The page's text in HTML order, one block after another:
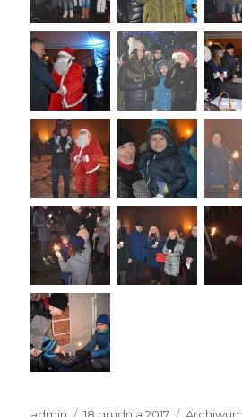
Autor
admin
Data
18 grudnia 2017 Kategorie
Archiwum